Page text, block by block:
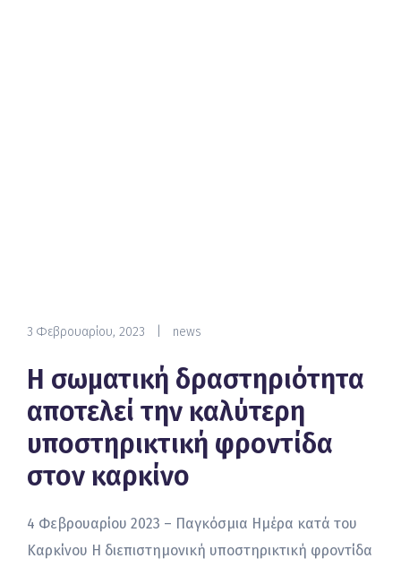
3 Φεβρουαρίου, 2023 news
Η σωματική δραστηριότητα
αποτελεί την καλύτερη
υποστηρικτική φροντίδα
στον καρκίνο
4 Φεβρουαρίου 2023 – Παγκόσμια Ημέρα κατά του
Καρκίνου Η διεπιστημονική υποστηρικτική φροντίδα